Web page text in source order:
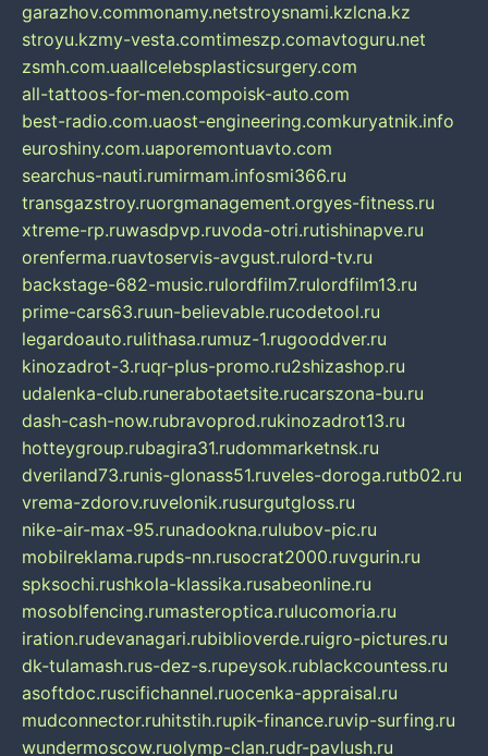
garazhov.commonamy.netstroysnami.kzlcna.kz
stroyu.kzmy-vesta.comtimeszp.comavtoguru.net
zsmh.com.uaallcelebsplasticsurgery.com
all-tattoos-for-men.compoisk-auto.com
best-radio.com.uaost-engineering.comkuryatnik.info
euroshiny.com.uaporemontuavto.com
searchus-nauti.rumirmam.infosmi366.ru
transgazstroy.ruorgmanagement.orgyes-fitness.ru
xtreme-rp.ruwasdpvp.ruvoda-otri.rutishinapve.ru
orenferma.ruavtoservis-avgust.rulord-tv.ru
backstage-682-music.rulordfilm7.rulordfilm13.ru
prime-cars63.ruun-believable.rucodetool.ru
legardoauto.rulithasa.rumuz-1.rugooddver.ru
kinozadrot-3.ruqr-plus-promo.ru2shizashop.ru
udalenka-club.runerabotaetsite.rucarszona-bu.ru
dash-cash-now.rubravoprod.rukinozadrot13.ru
hotteygroup.rubagira31.rudommarketnsk.ru
dveriland73.runis-glonass51.ruveles-doroga.rutb02.ru
vrema-zdorov.ruvelonik.rusurgutgloss.ru
nike-air-max-95.runadookna.rulubov-pic.ru
mobilreklama.rupds-nn.rusocrat2000.ruvgurin.ru
spksochi.rushkola-klassika.rusabeonline.ru
mosoblfencing.rumasteroptica.rulucomoria.ru
iration.rudevanagari.rubiblioverde.ruigro-pictures.ru
dk-tulamash.rus-dez-s.rupeysok.rublackcountess.ru
asoftdoc.ruscifichannel.ruocenka-appraisal.ru
mudconnector.ruhitstih.rupik-finance.ruvip-surfing.ru
wundermoscow.ruolymp-clan.rudr-pavlush.ru